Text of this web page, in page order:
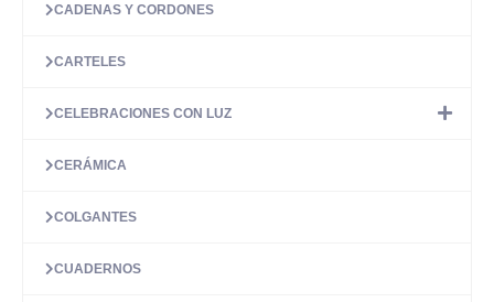
CADENAS Y CORDONES
CARTELES
CELEBRACIONES CON LUZ
CERÁMICA
COLGANTES
CUADERNOS